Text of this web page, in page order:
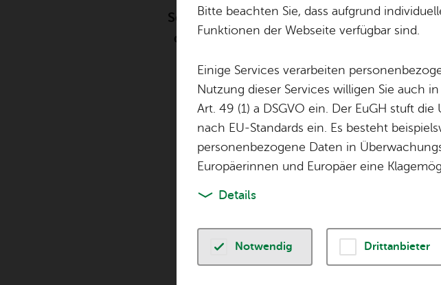
Seit dem ersten Seehasenfest 1949 gibt
deutlich umfangreicher geworden ist. In
Übersicht über Veranstaltungen am
Antrom­meln
Bitte beachten Sie, dass aufgrund
Funktionen der Webseite verfügbar sind.
Einige Services verarbeiten
Nutzung dieser Services willigen Sie auch
Art. 49 (1) a DSGVO ein. Der EuGH stuft
nach EU-Standards ein. Es besteht
personenbezogene Daten in
Europäerinnen und Europäer eine
Details
Notwendig Drittanbieter